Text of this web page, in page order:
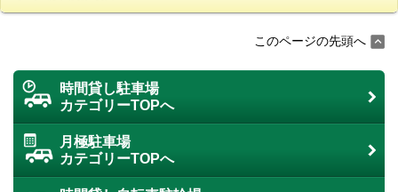
このページの先頭へ
時間貸し駐車場
カテゴリーTOPへ
月極駐車場
カテゴリーTOPへ